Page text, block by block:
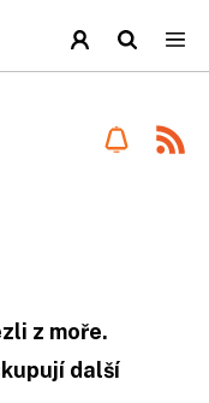
z moře.
další